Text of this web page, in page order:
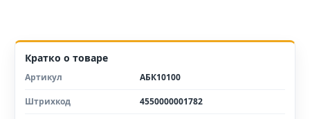
Кратко о товаре
Артикул АБК10100
Штрихкод 4550000001782